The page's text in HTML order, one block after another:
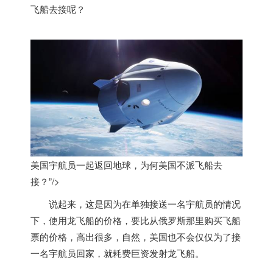
飞船去接呢？
美国宇航员一起返回地球，为何美国不派飞船去
接？”/>
说起来，这是因为在单独接送一名宇航员的情况
下，使用龙飞船的价格，要比从俄罗斯那里购买飞船
票的价格，高出很多，自然， 美国也不会仅仅为了接
一名宇航员回家，就耗费巨资发射龙飞船。